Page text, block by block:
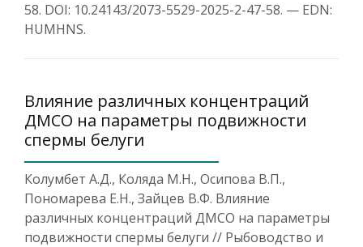
58. DOI: 10.24143/2073-5529-2025-2-47-58. — EDN:
HUMHNS.
Влияние различных концентраций
ДМСО на параметры подвижности
спермы белуги
Колумбет А.Д., Коляда М.Н., Осипова В.П.,
Пономарева Е.Н., Зайцев В.Ф. Влияние
различных концентраций ДМСО на параметры
подвижности спермы белуги // Рыбоводство и